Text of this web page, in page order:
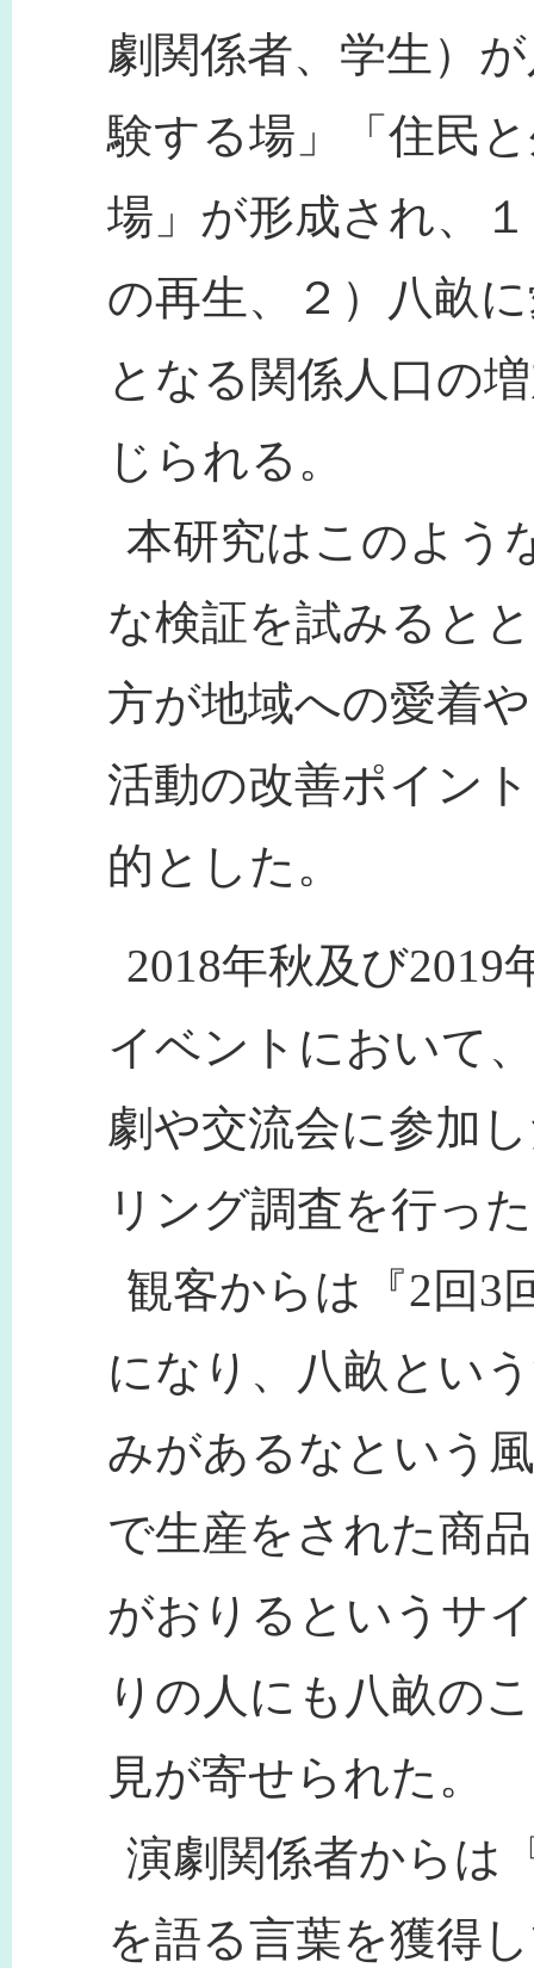
劇関係者、学生）
験する場」「住民
場」が形成され、
の再生、２）八畝
となる関係人口の
じられる。
本研究はこのよう
な検証を試みると
方が地域への愛着
活動の改善ポイン
的とした。
2018年秋及び
イベントにおいて
劇や交流会に参加
リング調査を行っ
観客からは『2回3
になり、八畝とい
みがあるなという
で生産をされた商
がおりるというサ
りの人にも八畝の
見が寄せられた。
演劇関係者からは
を語る言葉を獲得